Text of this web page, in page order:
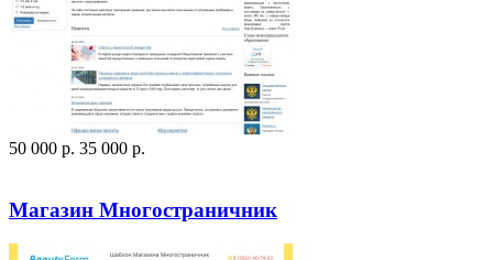
50 000 p. 35 000 p.
Магазин Многостраничник